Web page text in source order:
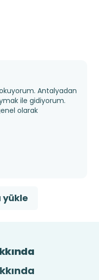
Antalyadan
ile gidiyorum.
olarak
yükle